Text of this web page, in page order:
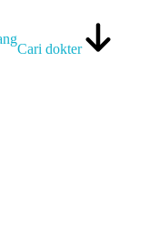
Cari dokter